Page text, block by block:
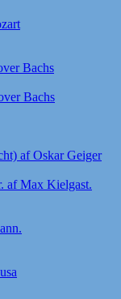
Bachs
Bachs
af Oskar Geiger
af Max Kielgast.